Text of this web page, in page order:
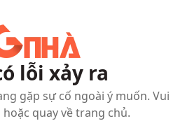
lỗi xảy ra
gặp sự cố ngoài ý muốn. Vui
quay về trang chủ.